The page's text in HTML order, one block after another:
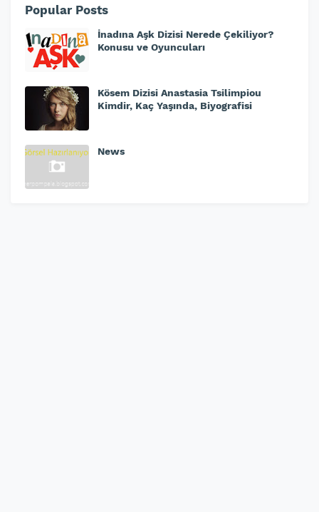
Popular Posts
İnadına Aşk Dizisi Nerede Çekiliyor?
Konusu ve Oyuncuları
Kösem Dizisi Anastasia Tsilimpiou
Kimdir, Kaç Yaşında, Biyografisi
News